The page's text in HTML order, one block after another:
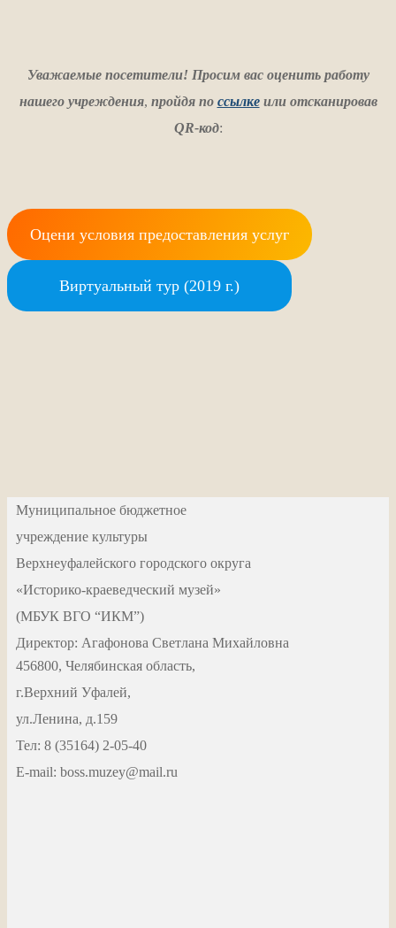
Уважаемые посетители! Просим вас оценить работу
нашего учреждения, пройдя по ссылкеили отсканировав
QR-код:
Оцени условия предоставления услуг
Виртуальный тур (2019 г.)
Муниципальное бюджетное
учреждение культуры
Верхнеуфалейского городского округа
«Историко-краеведческий музей»
(МБУК ВГО “ИКМ”)
Директор: Агафонова Светлана Михайловна
456800, Челябинская область,
г.Верхний Уфалей,
ул.Ленина, д.159
Тел: 8 (35164) 2-05-40
Е-mail: boss.muzey@mail.ru